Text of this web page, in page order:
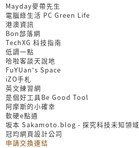
Mayday麥帶先生
電腦綠生活 PC Green Life
港澳資訊
Bon部落網
TechXG 科技指南
低調一點
哈啦客談天說地
FuYUan's Space
iZO手札
英文練習網
是個好工具Be Good Tool
阿摩斯的小確幸
軟硬e點通
坂本 Sakamoto.blog - 探究科技未知領域
冠均網頁設計公司
申請交換連結